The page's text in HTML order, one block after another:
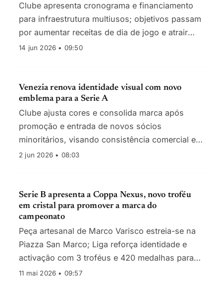
Clube apresenta cronograma e financiamento
para infraestrutura multiusos; objetivos passam
por aumentar receitas de dia de jogo e atrair
investimento privado
14 jun 2026 • 09:50
Venezia renova identidade visual com novo
emblema para a Serie A
Clube ajusta cores e consolida marca após
promoção e entrada de novos sócios
minoritários, visando consistência comercial e
internacionalização
2 jun 2026 • 08:03
Serie B apresenta a Coppa Nexus, novo troféu
em cristal para promover a marca do
campeonato
Peça artesanal de Marco Varisco estreia-se na
Piazza San Marco; Liga reforça identidade e
activação com 3 troféus e 420 medalhas para
temporada 2025/26.
11 mai 2026 • 09:57